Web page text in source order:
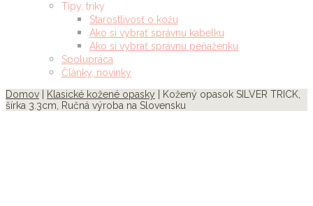
Tipy, triky
Starostlivosť o kožu
Ako si vybrať správnu kabelku
Ako si vybrať správnu peňaženku
Spolupráca
Články, novinky
Domov
Klasické kožené opasky | Kožený opasok SILVER TRICK,
šírka 3.3cm, Ručná výroba na Slovensku